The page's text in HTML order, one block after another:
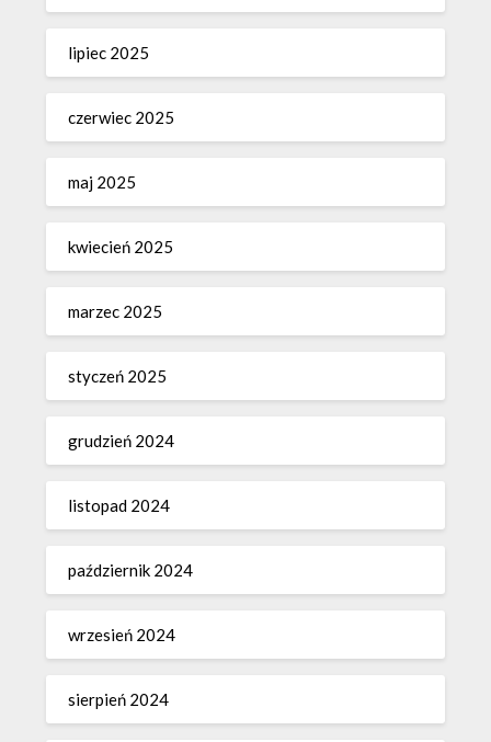
lipiec 2025
czerwiec 2025
maj 2025
kwiecień 2025
marzec 2025
styczeń 2025
grudzień 2024
listopad 2024
październik 2024
wrzesień 2024
sierpień 2024